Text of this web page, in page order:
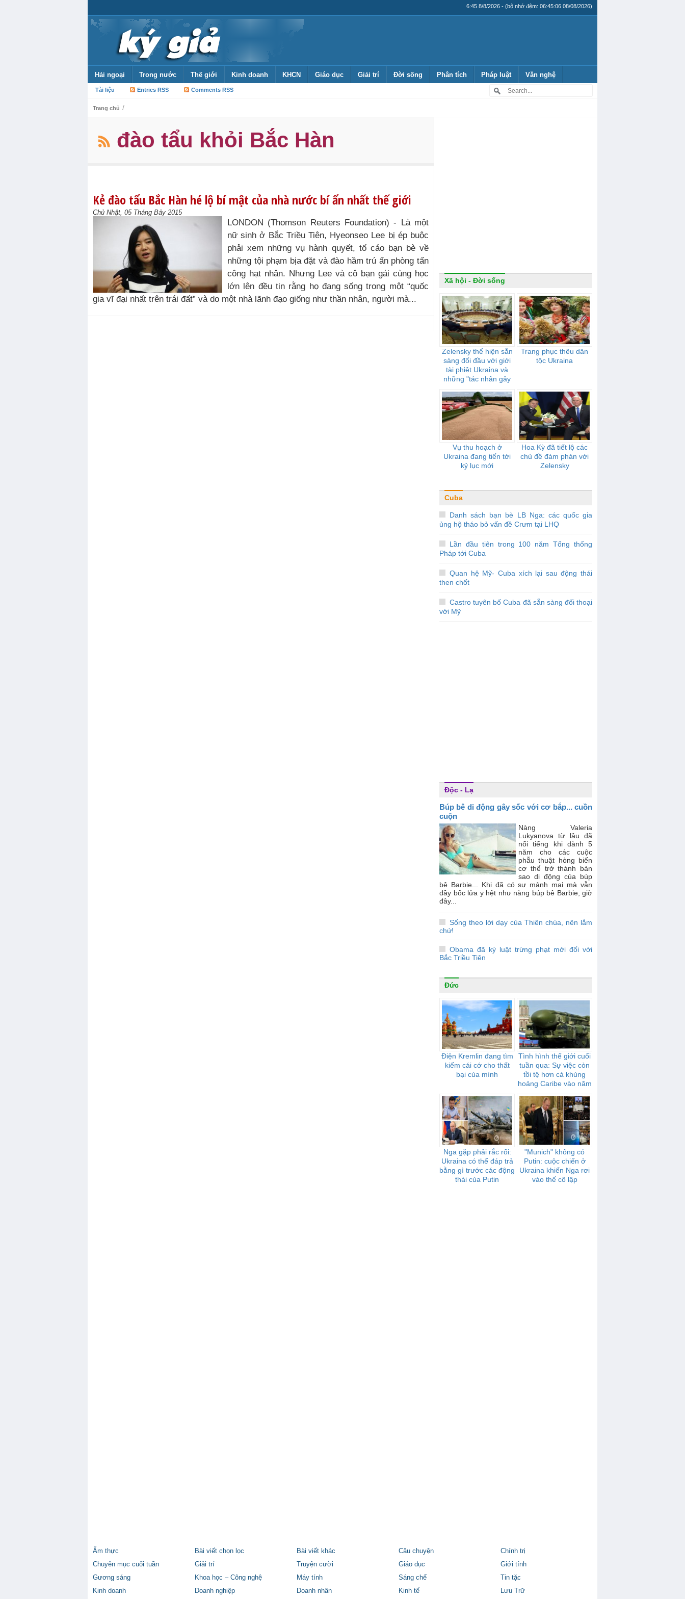
6:45 8/8/2026 - (bộ nhớ đệm: 06:45:06 08/08/2026)
Hải ngoại Trong nước Thế giới Kinh doanh KHCN Giáo dục Giải trí Đời sống Phân tích Pháp luật Văn nghệ
Tài liệu Entries RSS Comments RSS
Trang chủ /
đào tẩu khỏi Bắc Hàn
Kẻ đào tẩu Bắc Hàn hé lộ bí mật của nhà nước bí ẩn nhất thế giới
Chủ Nhật, 05 Tháng Bảy 2015
LONDON (Thomson Reuters Foundation) - Là một
nữ sinh ở Bắc Triều Tiên, Hyeonseo Lee bị ép buộc
phải xem những vụ hành quyết, tố cáo bạn bè về
những tội phạm bịa đặt và đào hầm trú ẩn phòng tấn
công hạt nhân. Nhưng Lee và cô bạn gái cùng học
lớn lên đều tin rằng họ đang sống trong một “quốc
gia vĩ đại nhất trên trái đất” và do một nhà lãnh đạo giống như thần nhân, người mà...
Xã hội - Đời sống
Zelensky thể hiện sẵn
sàng đối đầu với giới
tài phiệt Ukraina và
những "tác nhân gây
Trang phục thêu dân
tộc Ukraina
Vụ thu hoạch ở
Ukraina đang tiến tới
kỷ lục mới
Hoa Kỳ đã tiết lộ các
chủ đề đàm phán với
Zelensky
Cuba
Danh sách bạn bè LB Nga: các quốc gia
ủng hộ tháo bỏ vấn đề Crưm tại LHQ
Lần đầu tiên trong 100 năm Tổng thống
Pháp tới Cuba
Quan hệ Mỹ- Cuba xích lại sau động thái
then chốt
Castro tuyên bố Cuba đã sẵn sàng đối thoại
với Mỹ
Độc - Lạ
Búp bê di động gây sốc với cơ bắp... cuồn
cuộn
Nàng Valeria
Lukyanova từ lâu đã
nổi tiếng khi dành 5
năm cho các cuộc
phẫu thuật hòng biến
cơ thể trở thành bản
sao di động của búp
bê Barbie... Khi đã có sự mảnh mai mà vẫn
đầy bốc lửa y hệt như nàng búp bê Barbie, giờ
đây...
Sống theo lời dạy của Thiên chúa, nên lắm
chứ!
Obama đã ký luật trừng phạt mới đối với
Bắc Triều Tiên
Đức
Điện Kremlin đang tìm
kiếm cái cớ cho thất
bại của mình
Tình hình thế giới cuối
tuần qua: Sự việc còn
tồi tệ hơn cả khủng
hoảng Caribe vào năm
Nga gặp phải rắc rối:
Ukraina có thể đáp trả
bằng gì trước các động
thái của Putin
"Munich" không có
Putin: cuộc chiến ở
Ukraina khiến Nga rơi
vào thế cô lập
Ẩm thực Bài viết chọn lọc Bài viết khác Câu chuyện
Chính trị
Chuyên mục cuối tuần
Giải trí Truyện cười Giáo dục
Giới tính
Gương sáng
Khoa học – Công nghệ Máy tính Sáng chế
Tin tặc
Kinh doanh
Doanh nghiệp Doanh nhân Kinh tế Lưu Trữ